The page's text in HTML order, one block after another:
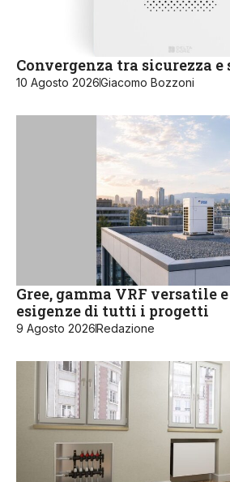
Convergenza tra sicurezza
10 Agosto 2026Giacomo Bozzoni
Gree, gamma VRF versatile
esigenze di tutti i progetti
9 Agosto 2026Redazione